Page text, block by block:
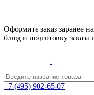
Оформите заказ заранее
блюд и подготовку заказа
+7 (495) 902-65-07